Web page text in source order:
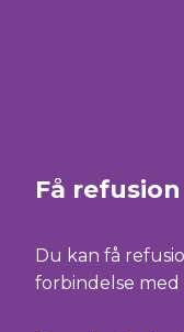
Få
Du kan få
forbindelse med